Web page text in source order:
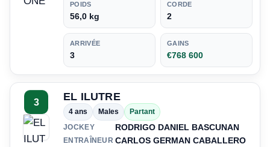
POIDS
56,0 kg
CORDE
2
ARRIVÉE
3
GAINS
€768 600
3 EL ILUTRE
4 ans Males
Partant
JOCKEY
RODRIGO DANIEL BASCUNAN
ENTRAÎNEUR CARLOS GERMAN CABALLERO